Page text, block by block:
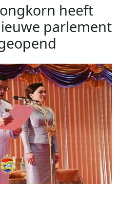
heeft
parlement